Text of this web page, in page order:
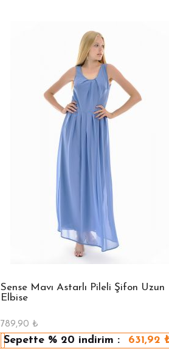
Sense Mavı Astarlı Pileli Şifon Uzun
Elbise
789,90 ₺
Sepette % 20 indirim : 631,92